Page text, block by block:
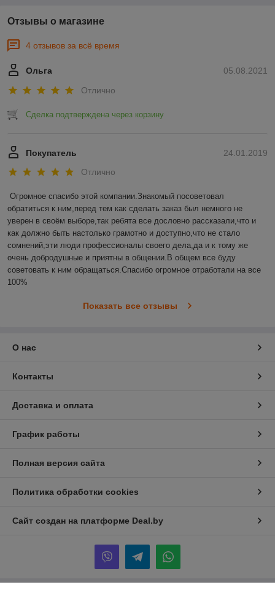
Отзывы о магазине
4 отзывов за всё время
05.08.2021
Ольга
Отлично
Сделка подтверждена через корзину
24.01.2019
Покупатель
Отлично
Огромное спасибо этой компании.Знакомый посоветовал
обратиться к ним,перед тем как сделать заказ был немного не
уверен в своём выборе,так ребята все дословно рассказали,что и
как должно быть настолько грамотно и доступно,что не стало
сомнений,эти люди профессионалы своего дела,да и к тому же
очень добродушные и приятны в общении.В общем все буду
советовать к ним обращаться.Спасибо огромное отработали на все
100%
Показать все отзывы
О нас
Контакты
Доставка и оплата
График работы
Полная версия сайта
Политика обработки cookies
Сайт создан на платформе Deal.by